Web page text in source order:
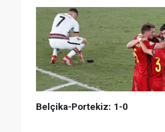
Belçika-Portekiz: 1-0